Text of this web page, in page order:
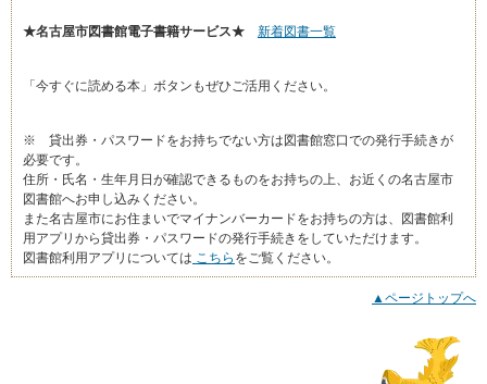
★名古屋市図書館電子書籍サービス★ 新着図書一覧
「今すぐに読める本」ボタンもぜひご活用ください。
※ 貸出券・パスワードをお持ちでない方は図書館窓口での発行手続きが
必要です。
住所・氏名・生年月日が確認できるものをお持ちの上、お近くの名古屋市
図書館へお申し込みください。
また名古屋市にお住まいでマイナンバーカードをお持ちの方は、図書館利
用アプリから貸出券・パスワードの発行手続きをしていただけます。
図書館利用アプリについては こちら をご覧ください。
▲ページトップへ